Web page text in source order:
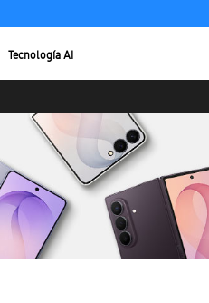
Tecnología AI